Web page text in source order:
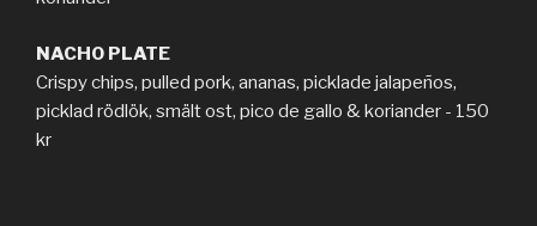
NACHO PLATE
Crispy chips, pulled pork, ananas, picklade jalapeños,
picklad rödlök, smält ost, pico de gallo & koriander - 150
kr